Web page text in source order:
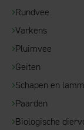
Rundvee
Varkens
Pluimvee
Geiten
Schapen en
Paarden
Biologische